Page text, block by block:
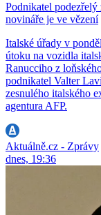
Podnikatel
novináře je ve vězení
Italské úřady v
útoku na vozidla
Ranucciho z
podnikatel Valter
zesnulého italského
agentura AFP.
Aktuálně.cz - Zprávy
dnes, 19:36